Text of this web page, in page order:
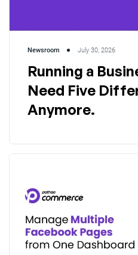
Newsroom July 30, 2026
Running a
Need Five
Anymore.